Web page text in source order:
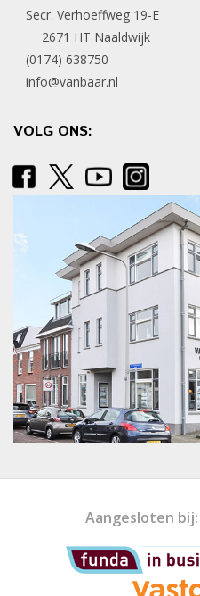
Secr. Verhoeffweg 19-E
2671 HT Naaldwijk
(0174) 638750
info@vanbaar.nl
VOLG ONS:
Aangesloten bij: